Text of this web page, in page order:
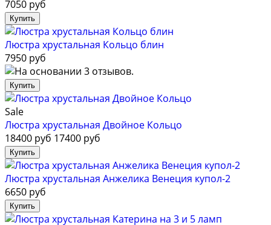
7050 руб
Люстра хрустальная Кольцо блин
7950 руб
Sale
Люстра хрустальная Двойное Кольцо
18400 руб 17400 руб
Люстра хрустальная Анжелика Венеция купол-2
6650 руб